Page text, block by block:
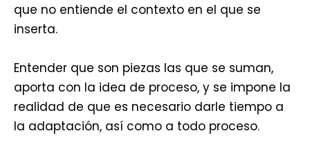
que no entiende el contexto en el que se
inserta.
Entender que son piezas las que se suman,
aporta con la idea de proceso, y se impone la
realidad de que es necesario darle tiempo a
la adaptación, así como a todo proceso.